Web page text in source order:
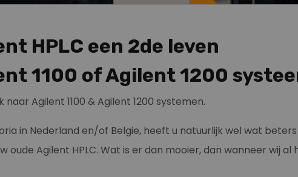
HPLC een 2de leven
1100 of Agilent 1200
Agilent 1100 & Agilent 1200 systemen.
in Nederland en/of Belgie, heeft u natuurlijk wel wat
Agilent HPLC. Wat is er dan mooier, dan wanneer wij al